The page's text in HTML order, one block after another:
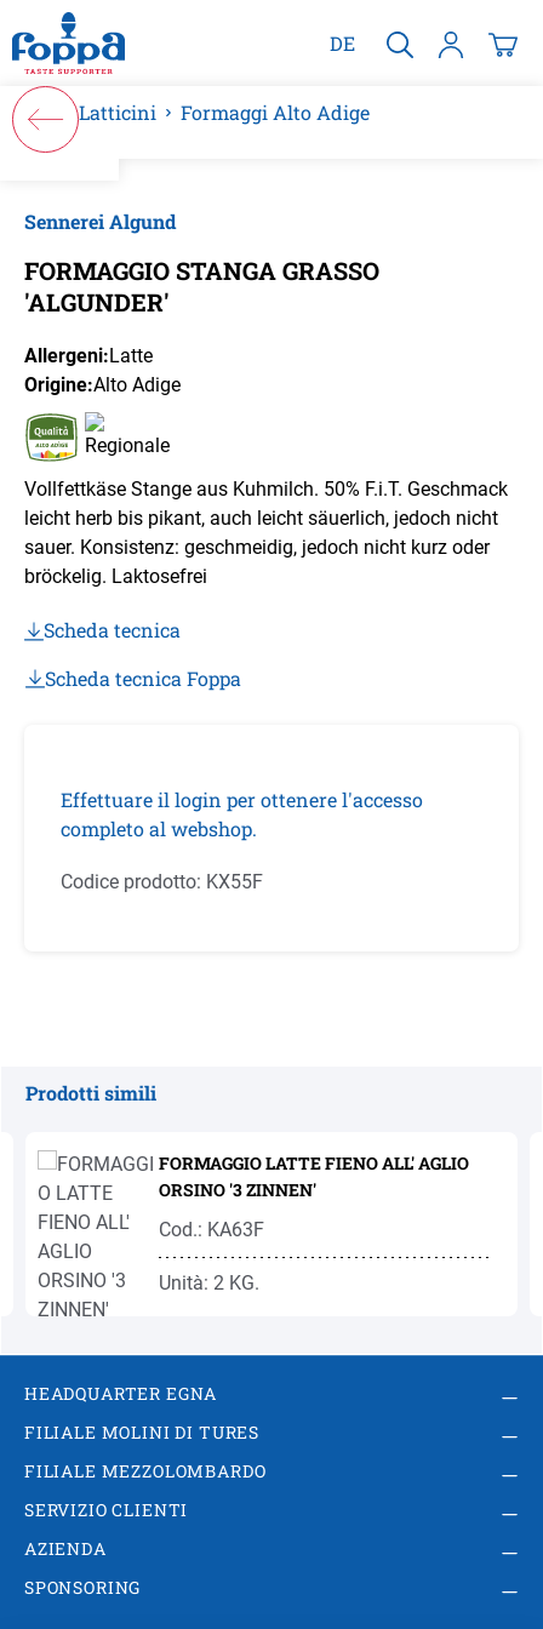
principale
DE
Latticini Formaggi Alto Adige
Sennerei Algund
FORMAGGIO STANGA GRASSO
'ALGUNDER'
Allergeni:Latte
Origine:Alto Adige
Vollfettkäse Stange aus Kuhmilch. 50% F.i.T. Geschmack
leicht herb bis pikant, auch leicht säuerlich, jedoch nicht
sauer. Konsistenz: geschmeidig, jedoch nicht kurz oder
bröckelig. Laktosefrei
Scheda tecnica
Scheda tecnica Foppa
Effettuare il login per ottenere l'accesso
completo al webshop.
Codice prodotto: KX55F
Prodotti simili
FORMAGGIO LATTE FIENO ALL' AGLIO
ORSINO '3 ZINNEN'
Cod.: KA63F
Unità: 2 KG.
HEADQUARTER EGNA
FILIALE MOLINI DI TURES
FILIALE MEZZOLOMBARDO
SERVIZIO CLIENTI
AZIENDA
SPONSORING